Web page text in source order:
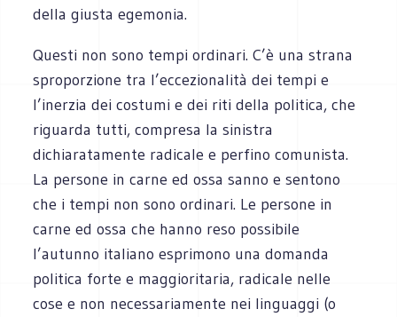
della giusta egemonia.
Questi non sono tempi ordinari. C’è una strana
sproporzione tra l’eccezionalità dei tempi e
l’inerzia dei costumi e dei riti della politica, che
riguarda tutti, compresa la sinistra
dichiaratamente radicale e perfino comunista.
La persone in carne ed ossa sanno e sentono
che i tempi non sono ordinari. Le persone in
carne ed ossa che hanno reso possibile
l’autunno italiano esprimono una domanda
politica forte e maggioritaria, radicale nelle
cose e non necessariamente nei linguaggi (o